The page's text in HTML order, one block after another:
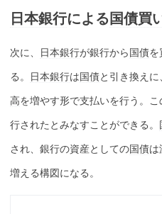
日本銀行による 国債買
次に、 日本銀行が銀行から国債を
る。
日本銀行は国債と引き換え
高を増やす形で支払いを行う。
行されたとみなすことができる。
され、銀行の資産としての国債は
増える構図になる。